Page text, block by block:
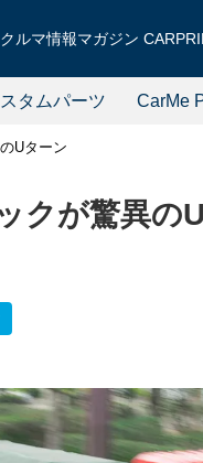
ルマ情報マガジン
タムパーツ CarMe
Uターン
クが驚異の